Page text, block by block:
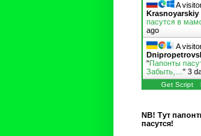
A
Krasnoyarskiy
пасутся в
ago
A
"Папонты
Забыть,… " 3
Get Script
NB! Тут
пасутся!